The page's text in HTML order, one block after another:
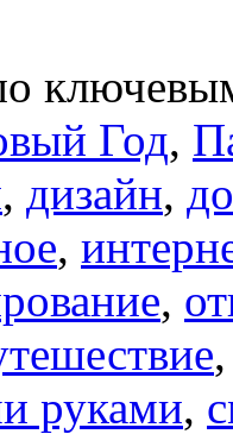
Год,
, дизайн,
,
,
руками,